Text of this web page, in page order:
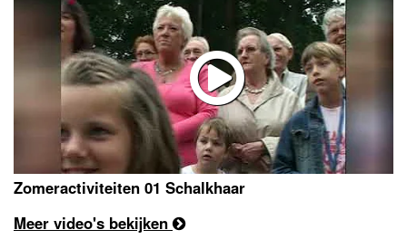
Zomeractiviteiten 01 Schalkhaar
Meer video's bekijken